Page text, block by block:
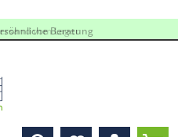
vom Lager
Beratung